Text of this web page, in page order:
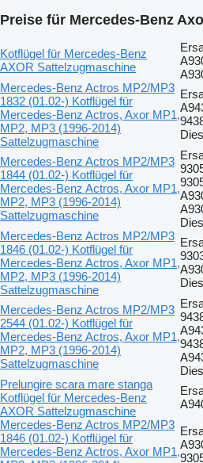
Preise für Mercedes-Benz
Kotflügel für Mercedes-Benz
AXOR Sattelzugmaschine
Mercedes-Benz Actros MP2/MP3
1832 (01.02-) Kotflügel für
Mercedes-Benz Actros, Axor MP1,
MP2, MP3 (1996-2014)
Sattelzugmaschine
Mercedes-Benz Actros MP2/MP3
1844 (01.02-) Kotflügel für
Mercedes-Benz Actros, Axor MP1,
MP2, MP3 (1996-2014)
Sattelzugmaschine
Mercedes-Benz Actros MP2/MP3
1846 (01.02-) Kotflügel für
Mercedes-Benz Actros, Axor MP1,
MP2, MP3 (1996-2014)
Sattelzugmaschine
Mercedes-Benz Actros MP2/MP3
2544 (01.02-) Kotflügel für
Mercedes-Benz Actros, Axor MP1,
MP2, MP3 (1996-2014)
Sattelzugmaschine
Prelungire scara mare stanga
Kotflügel für Mercedes-Benz
AXOR Sattelzugmaschine
Mercedes-Benz Actros MP2/MP3
1846 (01.02-) Kotflügel für
Mercedes-Benz Actros, Axor MP1,